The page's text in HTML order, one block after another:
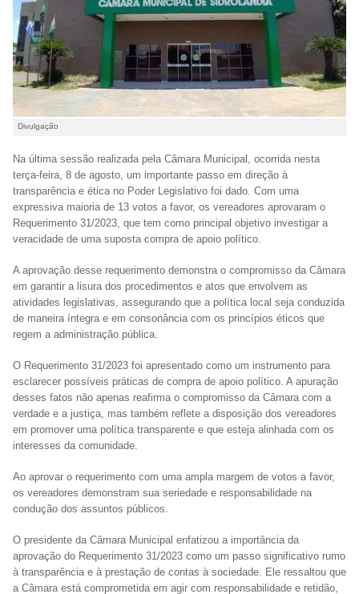
Divulgação
Na última sessão realizada pela Câmara Municipal, ocorrida nesta
terça-feira, 8 de agosto, um importante passo em direção à
transparência e ética no Poder Legislativo foi dado. Com uma
expressiva maioria de 13 votos a favor, os vereadores aprovaram o
Requerimento 31/2023, que tem como principal objetivo investigar a
veracidade de uma suposta compra de apoio político.
A aprovação desse requerimento demonstra o compromisso da Câmara
em garantir a lisura dos procedimentos e atos que envolvem as
atividades legislativas, assegurando que a política local seja conduzida
de maneira íntegra e em consonância com os princípios éticos que
regem a administração pública.
O Requerimento 31/2023 foi apresentado como um instrumento para
esclarecer possíveis práticas de compra de apoio político. A apuração
desses fatos não apenas reafirma o compromisso da Câmara com a
verdade e a justiça, mas também reflete a disposição dos vereadores
em promover uma política transparente e que esteja alinhada com os
interesses da comunidade.
Ao aprovar o requerimento com uma ampla margem de votos a favor,
os vereadores demonstram sua seriedade e responsabilidade na
condução dos assuntos públicos.
O presidente da Câmara Municipal enfatizou a importância da
aprovação do Requerimento 31/2023 como um passo significativo rumo
à transparência e à prestação de contas à sociedade. Ele ressaltou que
a Câmara está comprometida em agir com responsabilidade e retidão,